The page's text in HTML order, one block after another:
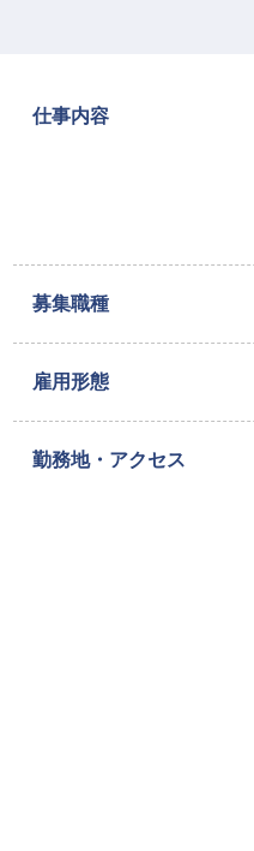
仕事内容
募集職種
雇用形態
勤務地・アクセス